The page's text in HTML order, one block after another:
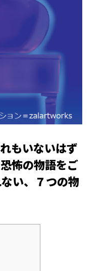
もいないはず
怖の物語をご
い、７つの物